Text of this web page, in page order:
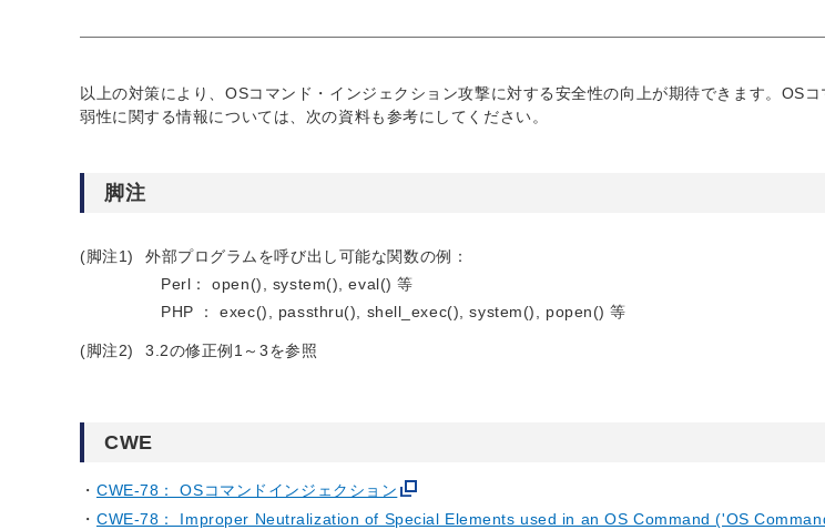
以上の対策により、OSコマンド・インジェクション攻撃に対する安全性の向上が期待できます。OS
弱性に関する情報については、次の資料も参考にしてください。
脚注
(脚注1)
外部プログラムを呼び出し可能な関数の例：
Perl： open(), system(), eval() 等
PHP ： exec(), passthru(), shell_exec(), system(), popen() 等
(脚注2) 3.2の修正例1～3を参照
CWE
CWE-78： OSコマンドインジェクション
CWE-78： Improper Neutralization of Special Elements used in an OS Command ('OS